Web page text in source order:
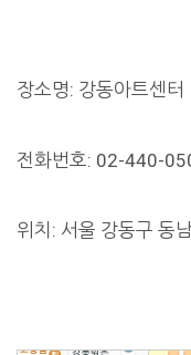
장소명: 강동아트센터
전화번호: 02-440-
위치: 서울 강동구 동